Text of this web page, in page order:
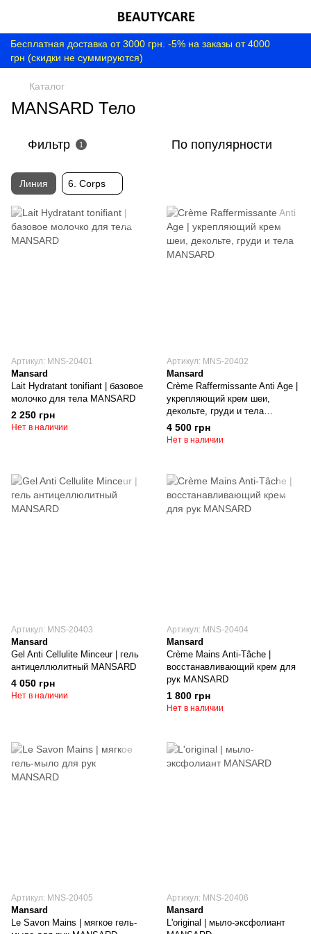
Бесплатная доставка от 3000 грн. -5% на заказы от 4000
грн (скидки не суммируются)
Каталог
MANSARD Тело
Фильтр 1 По популярности
Линия 6. Corps
Артикул: MNS-20401
Mansard
Lait Hydratant tonifiant | базовое
молочко для тела MANSARD
2 250 грн
Нет в наличии
Артикул: MNS-20402
Mansard
Crème Raffermissante Anti Age |
укрепляющий крем шеи,
декольте, груди и тела
MANSARD
4 500 грн
Нет в наличии
Артикул: MNS-20403
Mansard
Gel Anti Cellulite Minceur | гель
антицеллюлитный MANSARD
4 050 грн
Нет в наличии
Артикул: MNS-20404
Mansard
Crème Mains Anti-Tâche |
восстанавливающий крем для
рук MANSARD
1 800 грн
Нет в наличии
Артикул: MNS-20405
Mansard
Le Savon Mains | мягкое гель-
Артикул: MNS-20406
Mansard
L'original | мыло-эксфолиант